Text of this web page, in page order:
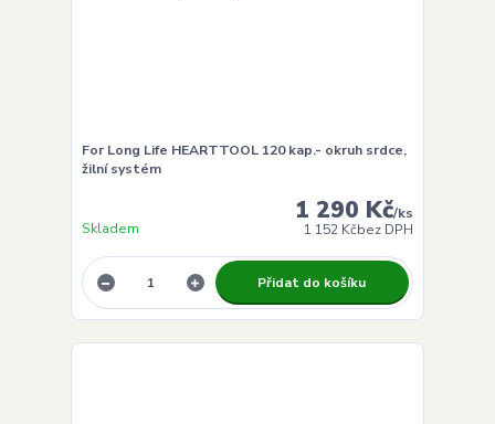
For Long Life HEARTTOOL 120 kap.- okruh srdce,
žilní systém
1 290 Kč/ks
1 152 Kčbez DPH
Skladem
Přidat do košíku